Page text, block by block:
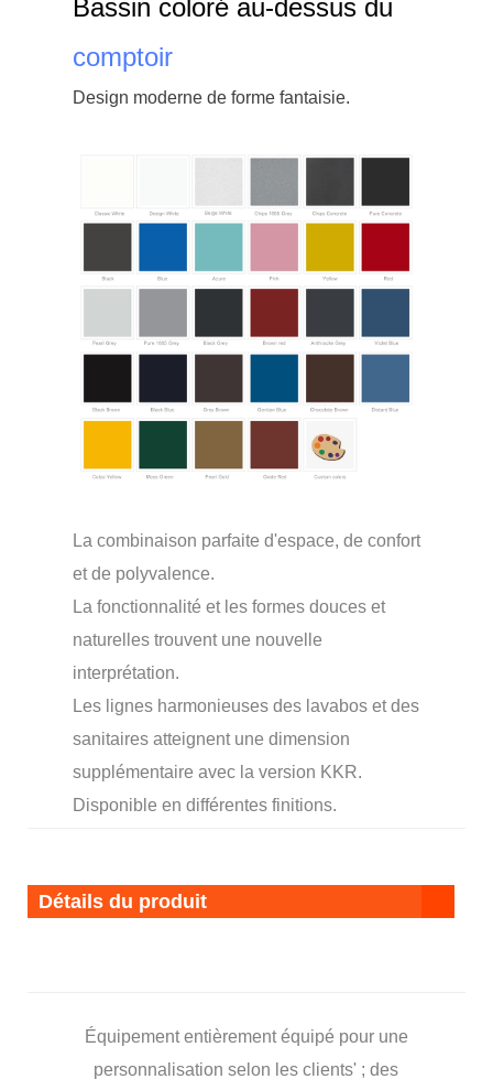
Bassin coloré au-dessus du
comptoir
Design moderne de forme fantaisie.
La combinaison parfaite d'espace, de confort
et de polyvalence.
La fonctionnalité et les formes douces et
naturelles trouvent une nouvelle
interprétation.
Les lignes harmonieuses des lavabos et des
sanitaires atteignent une dimension
supplémentaire avec la version KKR.
Disponible en différentes finitions.
Détails du produit
Équipement entièrement équipé pour une
personnalisation selon les clients' ; des